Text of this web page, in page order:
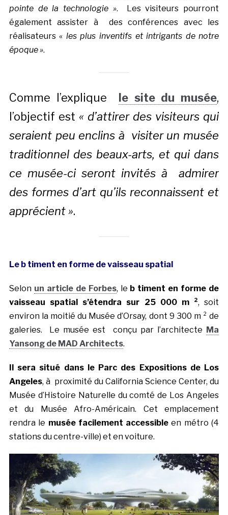
pointe de la technologie ». Les visiteurs pourront
également assister à des conférences avec les
réalisateurs « les plus inventifs et intrigants de notre
époque ».
Comme l’explique le site du musée,
l’objectif est « d’attirer des visiteurs qui
seraient peu enclins à visiter un musée
traditionnel des beaux-arts, et qui dans
ce musée-ci seront invités à admirer
des formes d’art qu’ils reconnaissent et
apprécient ».
Le b timent en forme de vaisseau spatial
Selon un article de Forbes, le b timent en forme de
vaisseau spatial s’étendra sur 25 000 m ², soit
environ la moitié du Musée d’Orsay, dont 9 300 m ² de
galeries. Le musée est conçu par l’architecte Ma
Yansong de MAD Architects.
Il sera situé dans le Parc des Expositions de Los
Angeles, à proximité du California Science Center, du
Musée d’Histoire Naturelle du comté de Los Angeles
et du Musée Afro-Américain. Cet emplacement
rendra le musée facilement accessible en métro (4
stations du centre-ville) et en voiture.